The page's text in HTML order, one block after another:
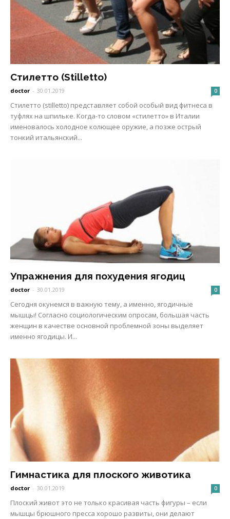
Стилетто (Stilletto)
doctor - 30.01.2019 0
Стилетто (stilletto) представляет собой особый вид фитнеса в
туфлях на шпильке. Когда-то словом «стилетто» в Италии
именовалось холодное колющее оружие, а позже острый
тонкий итальянский...
Упражнения для похудения ягодиц
doctor - 30.01.2019 0
Сегодня окунемся в важную тему, а именно, ягодичные
мышцы! Согласно социологическим опросам, большая часть
женщин в качестве основной проблемной зоны выделяет
именно ягодицы. И...
Гимнастика для плоского животика
doctor - 30.01.2019 0
Плоский живот это не только красивая часть фигуры – если
мышцы брюшного пресса хорошо развиты, они делают